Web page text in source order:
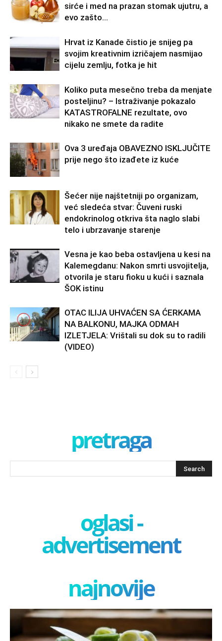
sirće i med na prazan stomak ujutru, a
evo zašto…
Hrvat iz Kanade čistio je snijeg pa
svojim kreativnim izričajem nasmijao
cijelu zemlju, fotka je hit
Koliko puta mesečno treba da menjate
posteljinu? – Istraživanje pokazalo
KATASTROFALNE rezultate, ovo
nikako ne smete da radite
Ova 3 uređaja OBAVEZNO ISKLJUČITE
prije nego što izađete iz kuće
Šećer nije najštetniji po organizam,
već sledeća stvar: Čuveni ruski
endokrinolog otkriva šta naglo slabi
telo i ubrzavanje starenje
Vesna je kao beba ostavljena u kesi na
Kalemegdanu: Nakon smrti usvojitelja,
otvorila je staru fioku u kući i saznala
ŠOK istinu
OTAC ILIJA UHVAĆEN SA ĆERKAMA
NA BALKONU, MAJKA ODMAH
IZLETJELA: Vrištali su dok su to radili
(VIDEO)
pretraga
oglasi -
advertisement
najnovije